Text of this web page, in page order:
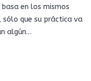
basa en los mismos
que su práctica va
algún…